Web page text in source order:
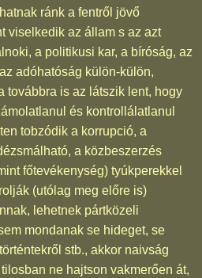
ránk a fentről jövő
viselkedik az állam s az azt
a politikusi kar, a bíróság, az
adóhatóság külön-külön,
továbbra is az látszik lent, hogy
és kontrollálatlanul
tobzódik a korrupció, a
a közbeszerzés
főtevékenység) tyúkperekkel
(utólag meg előre is)
lehetnek pártközeli
mondanak se hideget, se
stb., akkor naivság
ne hajtson vakmerően át,